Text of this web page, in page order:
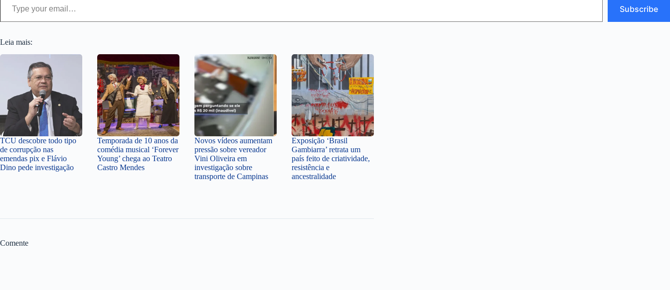
Subscribe
Leia mais:
TCU descobre todo tipo
de corrupção nas
emendas pix e Flávio
Dino pede investigação
Temporada de 10 anos da
comédia musical ‘Forever
Young’ chega ao Teatro
Castro Mendes
Novos vídeos aumentam
pressão sobre vereador
Vini Oliveira em
investigação sobre
transporte de Campinas
Exposição ‘Brasil
Gambiarra’ retrata um
país feito de criatividade,
resistência e
ancestralidade
Comente